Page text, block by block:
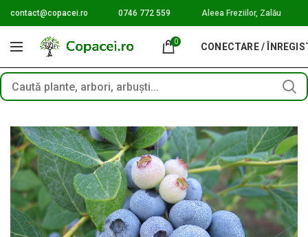
contact@copacei.ro 0746 772 559 Aleea Freziilor, Zalău
0 CONECTARE /